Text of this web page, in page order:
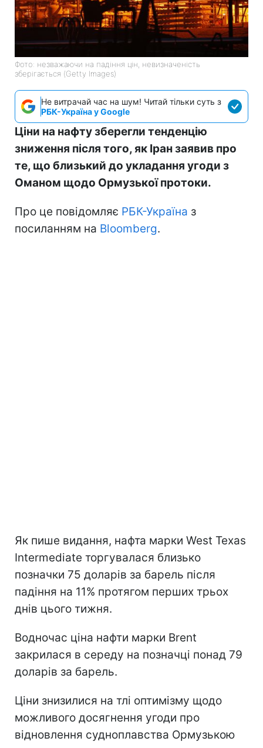
Фото: незважаючи на падіння цін, невизначеність
зберігається (Getty Images)
Не витрачай час на шум! Читай тільки суть з
РБК-Україна у Google
Ціни на нафту зберегли тенденцію
зниження після того, як Іран заявив про
те, що близький до укладання угоди з
Оманом щодо Ормузької протоки.
Про це повідомляє РБК-Україна з
посиланням на Bloomberg.
Як пише видання, нафта марки West Texas
Intermediate торгувалася близько
позначки 75 доларів за барель після
падіння на 11% протягом перших трьох
днів цього тижня.
Водночас ціна нафти марки Brent
закрилася в середу на позначці понад 79
доларів за барель.
Ціни знизилися на тлі оптимізму щодо
можливого досягнення угоди про
відновлення судноплавства Ормузькою